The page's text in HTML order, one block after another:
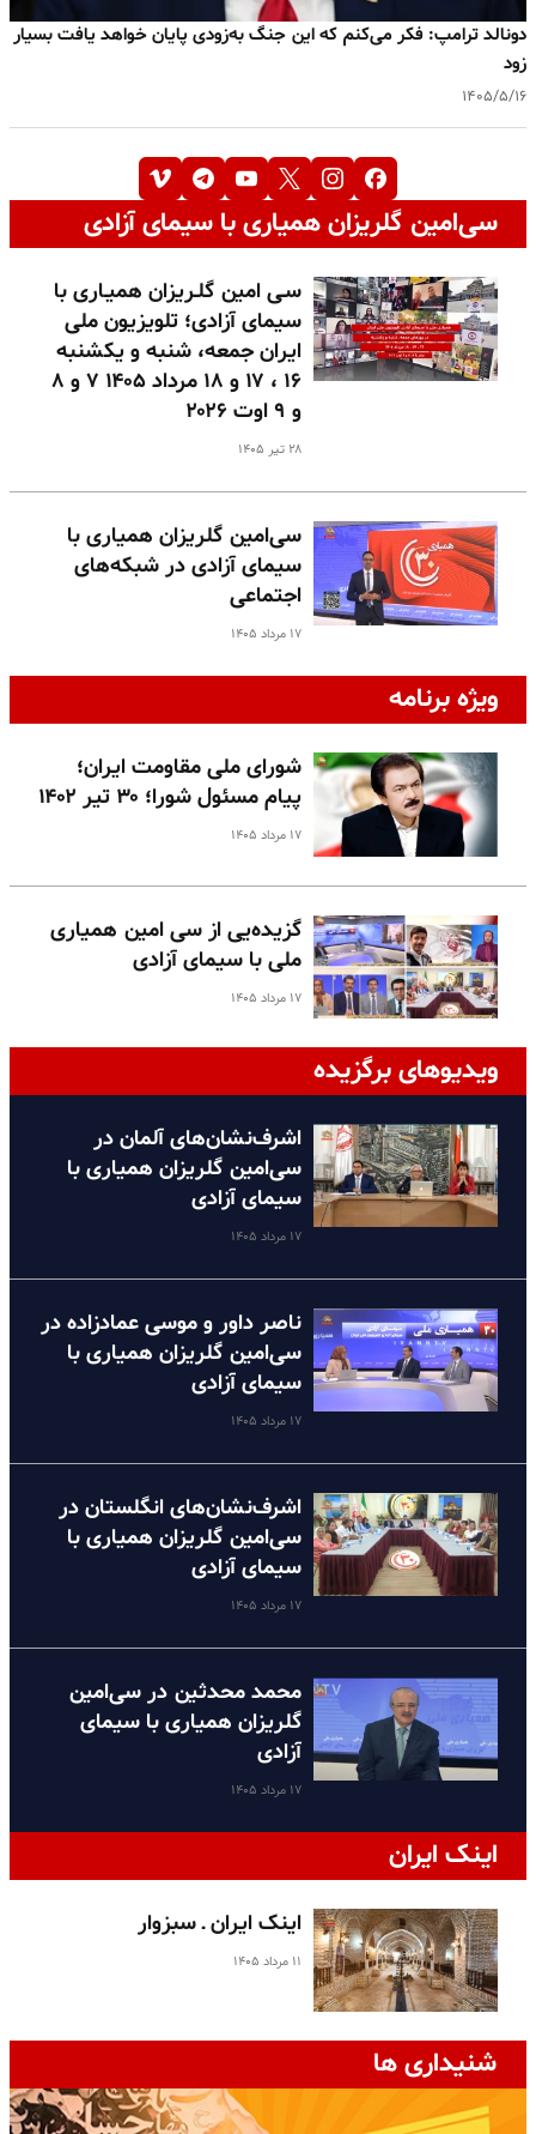
دونالد ترامپ: فکر می‌کنم که این جنگ به‌زودی پایان خواهد یافت بسیار
زود
۱۴۰۵/۵/۱۶
سی‌امین گلریزان همیاری با سیمای آزادی
سـی امین گلـریزان همیـاری با
سیمای آزادی؛ تلویزیون ملی
ایران جمعه، شنبه و یکشنبه
۱۶ ، ۱۷ و ۱۸ مرداد ۱۴۰۵ ۷ و ۸
و ۹ اوت ۲۰۲۶
۲۸ تیر ۱۴۰۵
سی‌امین گلریزان همیاری با
سیمای آزادی در شبکه‌های
اجتماعی
۱۷ مرداد ۱۴۰۵
ویژه برنامه
شورای ملی مقاومت ایران؛
پیام مسئول شورا؛ ۳۰ تیر ۱۴۰۲
۱۷ مرداد ۱۴۰۵
گزیده‌یی از سی امین همیاری
ملی با سیمای آزادی
۱۷ مرداد ۱۴۰۵
ویدیوهای برگزیده
اشرف‌نشان‌های آلمان در
سی‌امین گلریزان همیاری با
سیمای آزادی
۱۷ مرداد ۱۴۰۵
ناصر داور و موسی عمادزاده در
سی‌امین گلریزان همیاری با
سیمای آزادی
۱۷ مرداد ۱۴۰۵
اشرف‌نشان‌های انگلستان در
سی‌امین گلریزان همیاری با
سیمای آزادی
۱۷ مرداد ۱۴۰۵
محمد محدثین در سی‌امین
گلریزان همیاری با سیمای
آزادی
۱۷ مرداد ۱۴۰۵
اینک ایران
اینک ایران ـ سبزوار
۱۱ مرداد ۱۴۰۵
شنیداری ها